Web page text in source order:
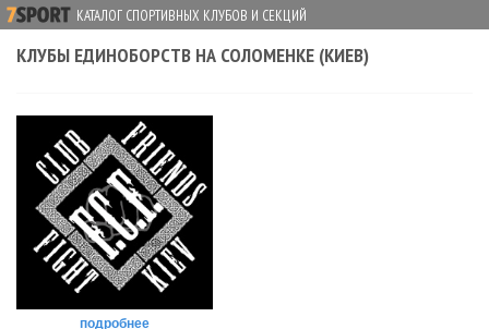
КАТАЛОГ СПОРТИВНЫХ КЛУБОВ И СЕКЦИЙ
КЛУБЫ ЕДИНОБОРСТВ НА СОЛОМЕНКЕ (КИЕВ)
подробнее